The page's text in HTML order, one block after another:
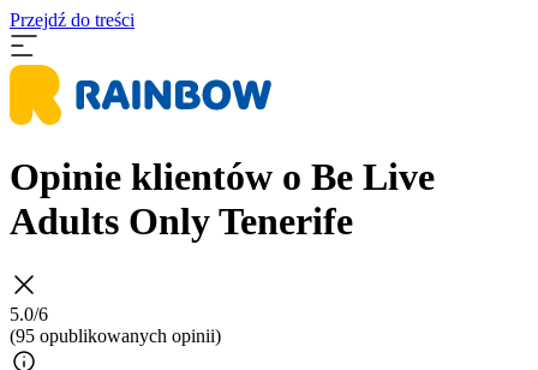
Przejdź do treści
Opinie klientów o Be Live
Adults Only Tenerife
5.0/6
(95 opublikowanych opinii)